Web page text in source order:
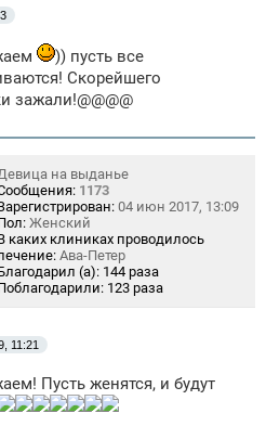
)) пусть все
Скорейшего
зажали!@@@@
на выданье
1173
04 июн 2017, 13:09
Женский
каких клиниках проводилось
Ава-Петер
(а): 144 раза
123 раза
11:21
Пусть женятся, и будут